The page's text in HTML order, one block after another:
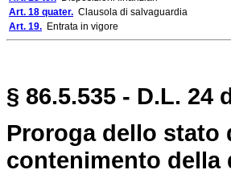
Art. 18 quater. Clausola di salvaguardia
Art. 19. Entrata in vigore
§ 86.5.535 - D.L. 24
Proroga dello stato
contenimento della